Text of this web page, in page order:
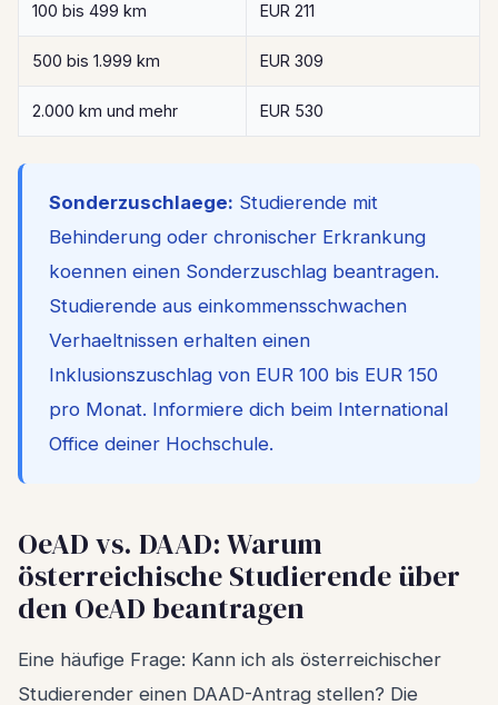
100 bis 499 km EUR 211
500 bis 1.999 km EUR 309
2.000 km und mehr EUR 530
Sonderzuschlaege: Studierende mit
Behinderung oder chronischer Erkrankung
koennen einen Sonderzuschlag beantragen.
Studierende aus einkommensschwachen
Verhaeltnissen erhalten einen
Inklusionszuschlag von EUR 100 bis EUR 150
pro Monat. Informiere dich beim International
Office deiner Hochschule.
OeAD vs. DAAD: Warum
österreichische Studierende über
den OeAD beantragen
Eine häufige Frage: Kann ich als österreichischer
Studierender einen DAAD-Antrag stellen? Die